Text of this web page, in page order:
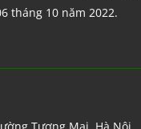
tháng 10 năm 2022.